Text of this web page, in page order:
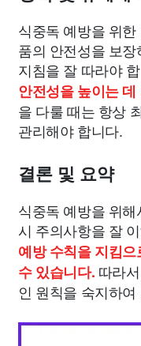
식중독 예방을 위
품의 안전성을 보
지침을 잘 따라야
안전성을 높이는
을 다룰 때는 항상
관리해야 합니다.
결론 및 요약
식중독 예방을 위
시 주의사항을 잘
예방 수칙을 지킴
수 있습니다. 따라
인 원칙을 숙지하